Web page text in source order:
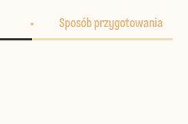
Sposób przygotowania